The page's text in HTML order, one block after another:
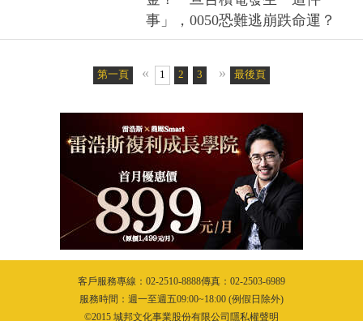
事」，0050恐難逃崩跌命運？
第一頁 « 1 2 3 4 5 6
» 最後頁
客戶服務專線：02-2510-8888傳真：02-2503-6989
服務時間：週一至週五09:00~18:00 (例假日除外)
©2015 城邦文化事業股份有限公司隱私權聲明